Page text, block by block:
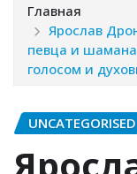
Главная
Ярослав
певца и
голосом и
UNCATEGORISED